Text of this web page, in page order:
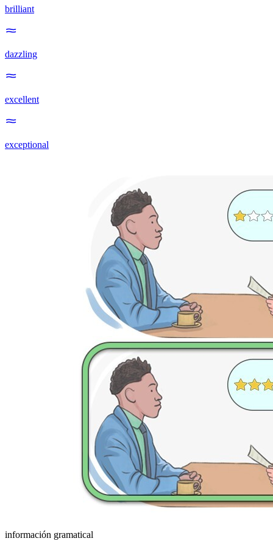
brilliant
dazzling
excellent
exceptional
información gramatical